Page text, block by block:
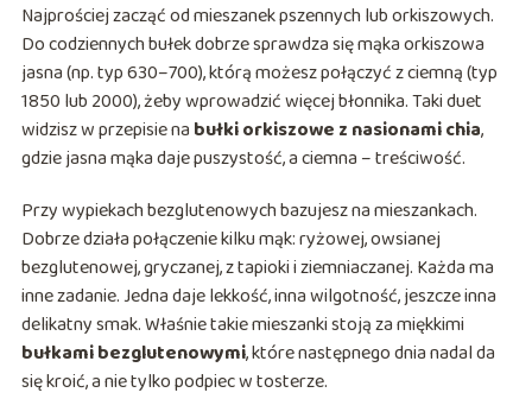
Najprościej zacząć od mieszanek pszennych lub orkiszowych.
Do codziennych bułek dobrze sprawdza się mąka orkiszowa
jasna (np. typ 630–700), którą możesz połączyć z ciemną (typ
1850 lub 2000), żeby wprowadzić więcej błonnika. Taki duet
widzisz w przepisie na bułki orkiszowe z nasionami chia,
gdzie jasna mąka daje puszystość, a ciemna – treściwość.
Przy wypiekach bezglutenowych bazujesz na mieszankach.
Dobrze działa połączenie kilku mąk: ryżowej, owsianej
bezglutenowej, gryczanej, z tapioki i ziemniaczanej. Każda ma
inne zadanie. Jedna daje lekkość, inna wilgotność, jeszcze inna
delikatny smak. Właśnie takie mieszanki stoją za miękkimi
bułkami bezglutenowymi, które następnego dnia nadal da
się kroić, a nie tylko podpiec w tosterze.